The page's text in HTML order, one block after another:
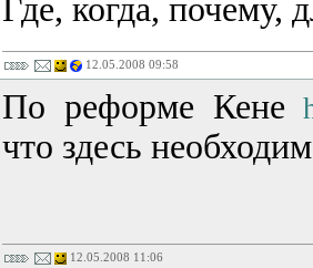
Где, когда, почему,
12.05.2008 09:58
По реформе Кене
что здесь
12.05.2008 11:06